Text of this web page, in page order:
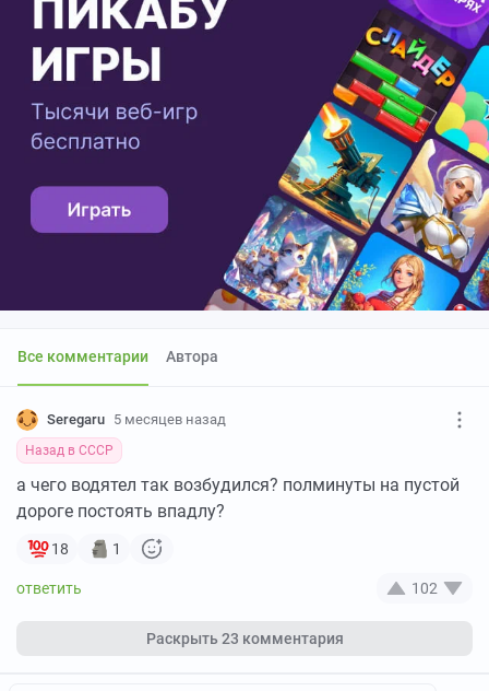
Все комментарии Автора
Seregaru 5 месяцев назад
Назад в СССР
а чего водятел так возбудился? полминуты на пустой
дороге постоять впадлу?
18 1
102
Раскрыть23 комментария